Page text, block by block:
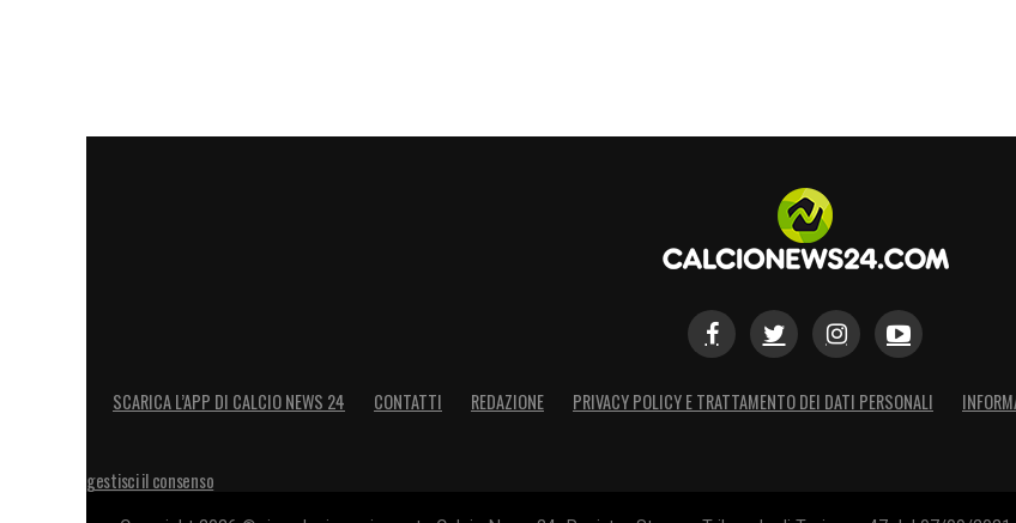
SCARICA L’APP DI CALCIO NEWS 24 CONTATTI REDAZIONE PRIVACY POLICY E TRATTAMENTO DEI DATI PERSONALI
gestisci il consenso